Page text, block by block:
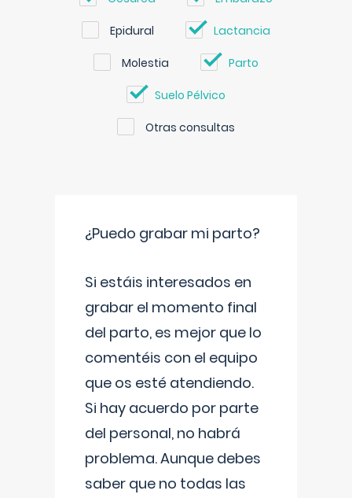
Epidural Lactancia
Molestia Parto
Suelo Pélvico
Otras consultas
¿Puedo grabar mi parto?
Si estáis interesados en
grabar el momento final
del parto, es mejor que lo
comentéis con el equipo
que os esté atendiendo.
Si hay acuerdo por parte
del personal, no habrá
problema. Aunque debes
saber que no todas las